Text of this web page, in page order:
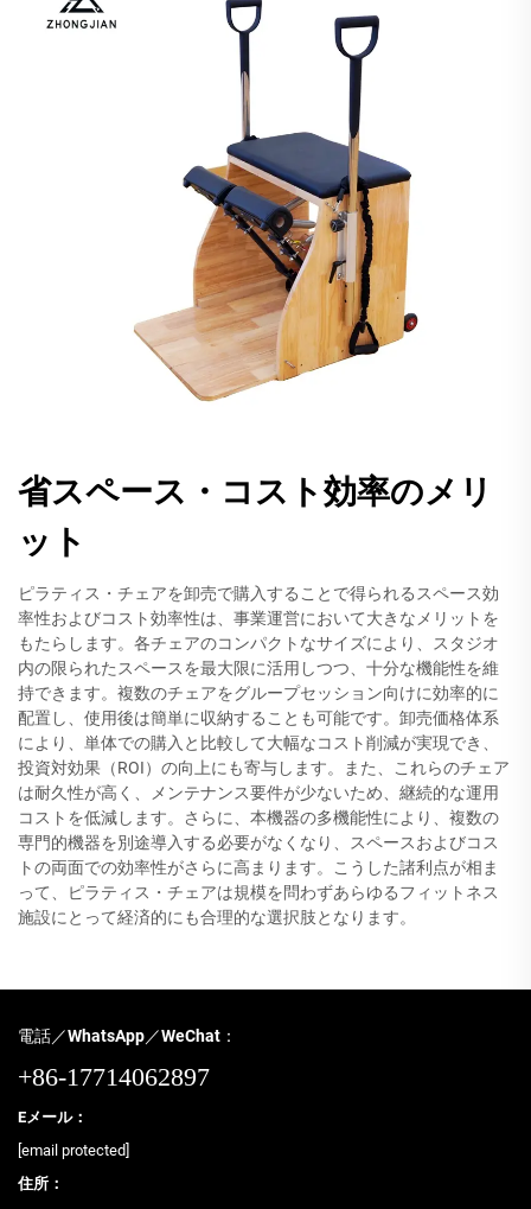
省スペース・コスト効率のメリ
ット
ピラティス・チェアを卸売で購入することで得られるスペース効
率性およびコスト効率性は、事業運営において大きなメリットを
もたらします。各チェアのコンパクトなサイズにより、スタジオ
内の限られたスペースを最大限に活用しつつ、十分な機能性を維
持できます。複数のチェアをグループセッション向けに効率的に
配置し、使用後は簡単に収納することも可能です。卸売価格体系
により、単体での購入と比較して大幅なコスト削減が実現でき、
投資対効果（ROI）の向上にも寄与します。また、これらのチェア
は耐久性が高く、メンテナンス要件が少ないため、継続的な運用
コストを低減します。さらに、本機器の多機能性により、複数の
専門的機器を別途導入する必要がなくなり、スペースおよびコス
トの両面での効率性がさらに高まります。こうした諸利点が相ま
って、ピラティス・チェアは規模を問わずあらゆるフィットネス
施設にとって経済的にも合理的な選択肢となります。
電話／WhatsApp／WeChat：
+86-17714062897
Eメール：
[email protected]
住所：